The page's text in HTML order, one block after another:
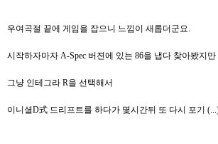
우여곡절 끝에 게임을 잡으니 느낌이 새롭더군요.
시작하자마자 A-Spec 버젼에 있는 86을 냅다 찾아봤지
그냥 인테그라 R을 선택해서
이니셜D式 드리프트를 하다가 몇시간뒤 또 다시 포기